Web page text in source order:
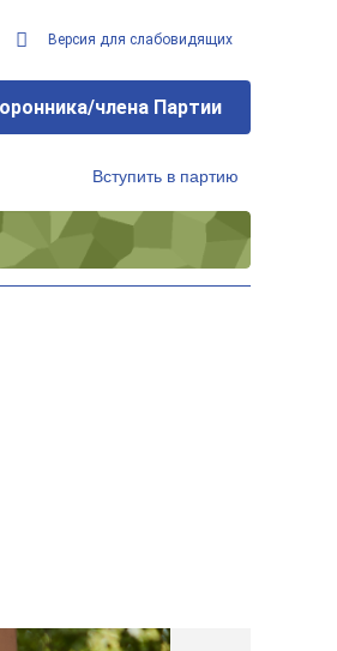
Версия для слабовидящих
члена Партии
Вступить в партию